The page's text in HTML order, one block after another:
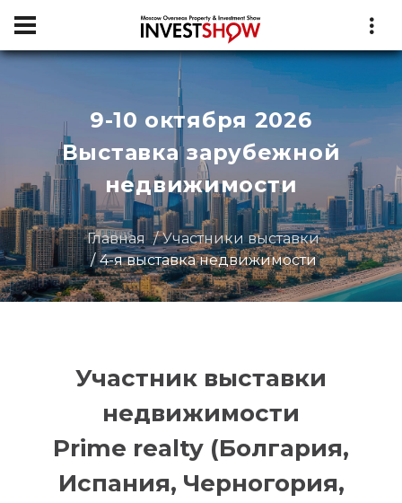
9-10 октября 2026
Выставка зарубежной
недвижимости
Главная
Участники выставки
4-я выставка недвижимости
Участник выставки
недвижимости
Prime realty (Болгария,
Испания, Черногория,